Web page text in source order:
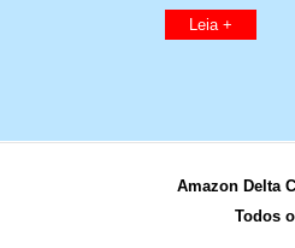
Leia +
Amazon Delta
Todos